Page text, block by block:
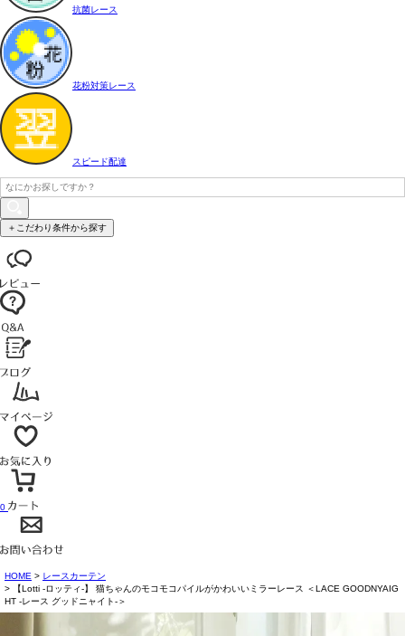
抗菌レース
花粉対策レース
スピード配達
＋こだわり条件から探す
0
HOME
レースカーテン
【Lotti -ロッティ-】 猫ちゃんのモコモコパイルがかわいいミラーレース ＜LACE GOODNYAIG
HT -レース グッドニャイト-＞